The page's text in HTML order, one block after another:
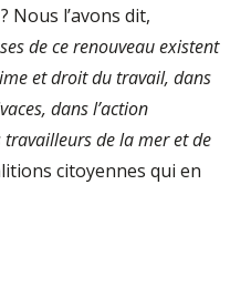
Nous l’avons dit,
de ce renouveau existent
et droit du travail, dans
dans l’action
travailleurs de la mer et de
citoyennes qui en